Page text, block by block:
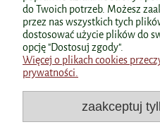
Polecane
do Twoich potrzeb. Możesz
przez nas wszystkich tych
dostosować użycie plików do
opcję "Dostosuj zgody".
Więcej o plikach cookies
prywatności.
zaakceptuj